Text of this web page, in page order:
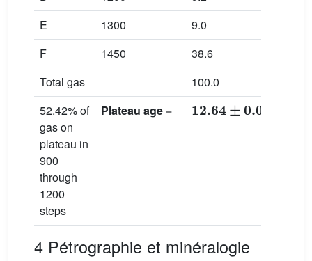
E
1300 9.0
F
1450 38.6
Total gas
100.0
52.42% of
gas on
plateau in
900
through
1200
steps
Plateau age =
12.64±0.09
4 Pétrographie et minéralogie